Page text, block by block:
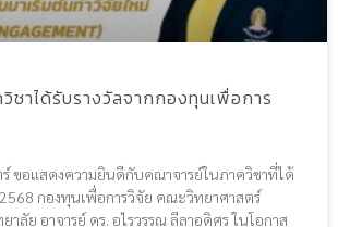
ชาได้รับรางวัลจากกองทุนเพื่อการ
ขอแสดงความยินดีกับคณาจารย์ในภาควิชาที่ได้
กองทุนเพื่อการวิจัย คณะวิทยาศาสตร์
าลัย อาจารย์ ดร. อุไรวรรณ ลีลาอดิศร ในโอกาส